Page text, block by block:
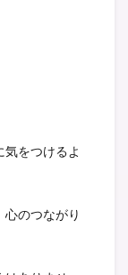
をつけるよ
のつながり